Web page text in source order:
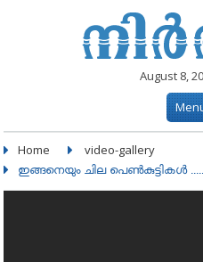
August 8,
Home video-gallery
ഇങ്ങനെയും ചില പെണ്‍കുട്ടികൾ